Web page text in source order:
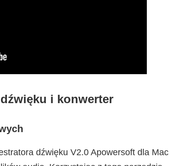
i konwerter
dźwięku V2.0 Apowersoft dla Mac